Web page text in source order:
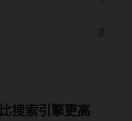
资料出处
搜索引擎更高